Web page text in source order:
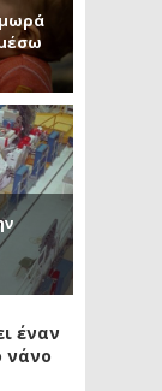
έναν
νάνο